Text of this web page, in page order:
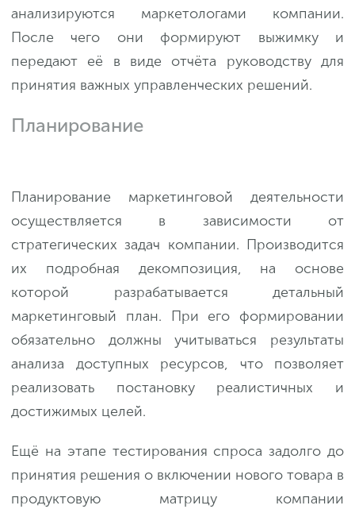
анализируются маркетологами компании.
После чего они формируют выжимку и
передают её в виде отчёта руководству для
принятия важных управленческих решений.
Планирование
Планирование маркетинговой деятельности
осуществляется в зависимости от
стратегических задач компании. Производится
их подробная декомпозиция, на основе
которой разрабатывается детальный
маркетинговый план. При его формировании
обязательно должны учитываться результаты
анализа доступных ресурсов, что позволяет
реализовать постановку реалистичных и
достижимых целей.
Ещё на этапе тестирования спроса задолго до
принятия решения о включении нового товара в
продуктовую матрицу компании